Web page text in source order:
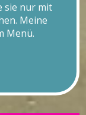
sie nur mit
Meine
Menü.